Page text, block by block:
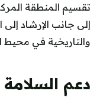
تقسيم المنطقة
إلى جانب الإرشاد إلى
والتاريخية في محيط
دعم